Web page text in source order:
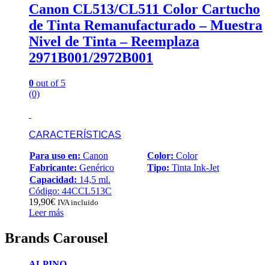
Canon CL513/CL511 Color Cartucho
de Tinta Remanufacturado – Muestra
Nivel de Tinta – Reemplaza
2971B001/2972B001
0 out of 5
(0)
CARACTERÍSTICAS
Para uso en: Canon Color: Color
Fabricante: Genérico Tipo: Tinta Ink-Jet
Capacidad: 14,5 ml.
Código: 44CCL513C
19,90€ IVA incluido
Leer más
Brands Carousel